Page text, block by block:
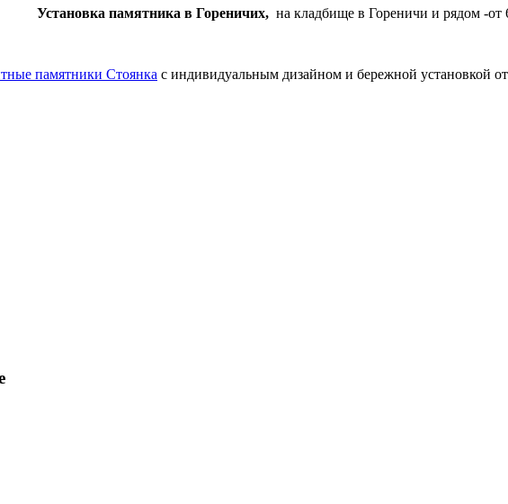
Установка памятника в Гореничих, на кладбище в Гореничи и рядом -от
памятники Стоянка с индивидуальным дизайном и бережной установкой